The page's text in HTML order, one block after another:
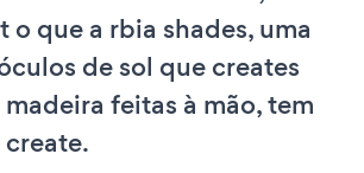
o que a rbia shades, uma
de sol que creates
feitas à mão, tem